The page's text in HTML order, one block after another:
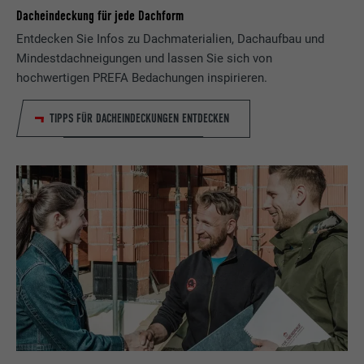
Dacheindeckung für jede Dachform
Entdecken Sie Infos zu Dachmaterialien, Dachaufbau und
Mindestdachneigungen und lassen Sie sich von
hochwertigen PREFA Bedachungen inspirieren.
TIPPS FÜR DACHEINDECKUNGEN ENTDECKEN